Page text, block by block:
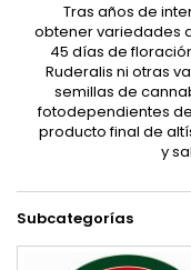
Tras años de
obtener variedades
45 días de
Ruderalis ni otras
semillas de
fotodependientes
producto final de
y
Subcategorías